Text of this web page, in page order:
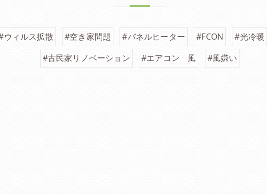
ウィルス拡散 #空き家問題 #パネルヒーター #FCON #光冷暖
#古民家リノベーション
#エアコン 風 #風嫌い